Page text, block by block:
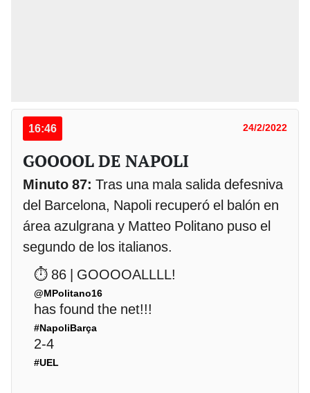
16:46 24/2/2022
GOOOOL DE NAPOLI
Minuto 87: Tras una mala salida defesniva
del Barcelona, Napoli recuperó el balón en
área azulgrana y Matteo Politano puso el
segundo de los italianos.
⏱ 86 | GOOOOALLLL!
@MPolitano16
has found the net!!!
#NapoliBarça
2-4
#UEL